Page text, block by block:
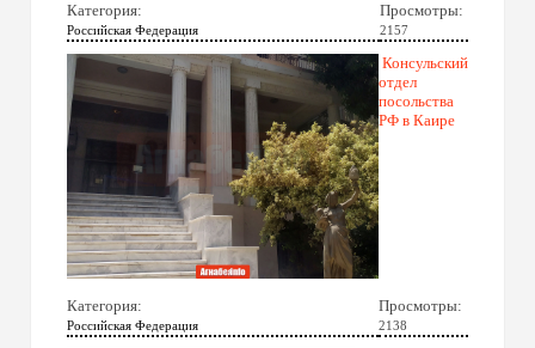
Категория:
Российская Федерация
Просмотры:
2157
Консульский
отдел
посольства
РФ в Каире
Категория:
Российская Федерация
Просмотры:
2138